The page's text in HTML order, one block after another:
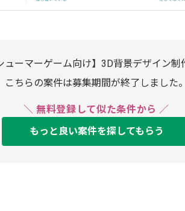
ューマーゲーム向け】3D背景デザイン
こちらの案件は募集期間が終了しました。
＼ 無料登録して似た条件から ／
もっと良い案件を探してもらう